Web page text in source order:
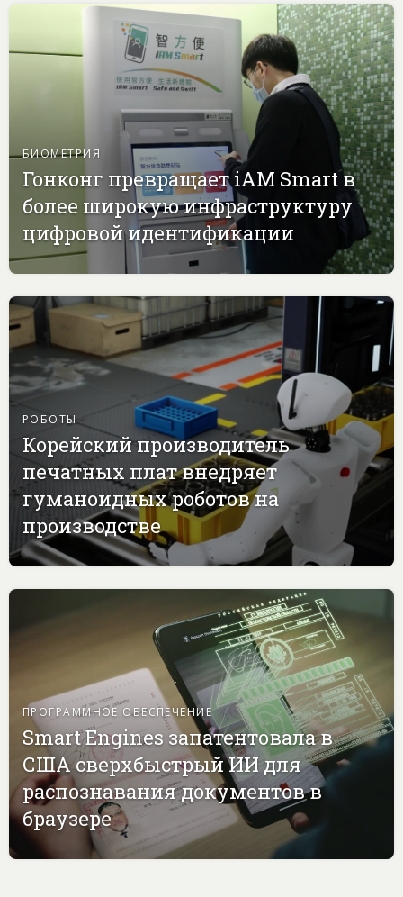
БИОМЕТРИЯ
Гонконг превращает iAM Smart в
более широкую инфраструктуру
цифровой идентификации
РОБОТЫ
Корейский производитель
печатных плат внедряет
гуманоидных роботов на
производстве
ПРОГРАММНОЕ ОБЕСПЕЧЕНИЕ
Smart Engines запатентовала в
США сверхбыстрый ИИ для
распознавания документов в
браузере